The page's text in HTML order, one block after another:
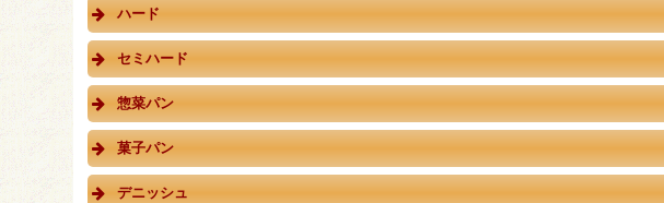
ハード
セミハード
惣菜パン
菓子パン
デニッシュ